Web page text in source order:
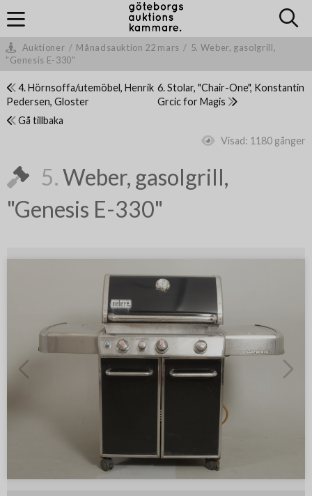
Auktioner / Månadsauktion 22 mars / 5. Weber, gasolgrill,
"Genesis E-330"
4. Hörnsoffa/utemöbel, Henrik
Pedersen, Gloster
6. Stolar, "Chair-One", Konstantin
Grcic for Magis
Gå tillbaka
Visad: 1180 gånger
5.Weber, gasolgrill,
"Genesis E-330"